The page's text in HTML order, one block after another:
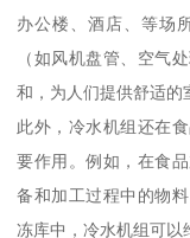
办公楼、酒店、等场
（如风机盘管、空气
和，为人们提供舒适的
此外，冷水机组还在
要作用。例如，在食
备和加工过程中的物
冻库中，冷水机组可以